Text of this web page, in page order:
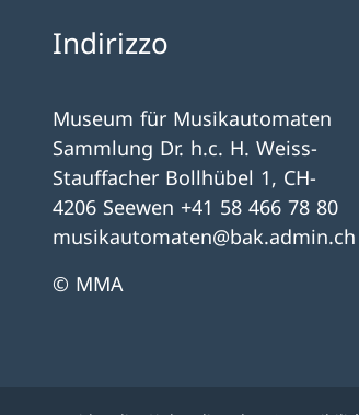
Indirizzo
Museum für Musikautomaten
Sammlung Dr. h.c. H. Weiss-
Stauffacher Bollhübel 1, CH-
4206 Seewen +41 58 466 78 80
musikautomaten@bak.admin.ch
© MMA